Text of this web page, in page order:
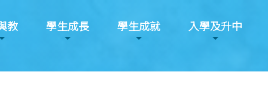
教 學生成長 學生成就 入學及升中